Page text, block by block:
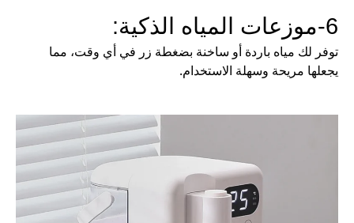
6-موزعات المياه الذكية:
توفر لك مياه باردة أو ساخنة بضغطة زر في أي وقت، مما
يجعلها مريحة وسهلة الاستخدام.